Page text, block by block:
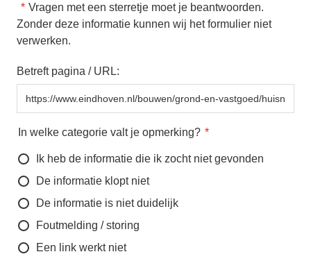
Vragen met een sterretje moet je beantwoorden.
Zonder deze informatie kunnen wij het formulier niet
verwerken.
Betreft pagina / URL:
In welke categorie valt je opmerking?
Ik heb de informatie die ik zocht niet gevonden
De informatie klopt niet
De informatie is niet duidelijk
Foutmelding / storing
Een link werkt niet